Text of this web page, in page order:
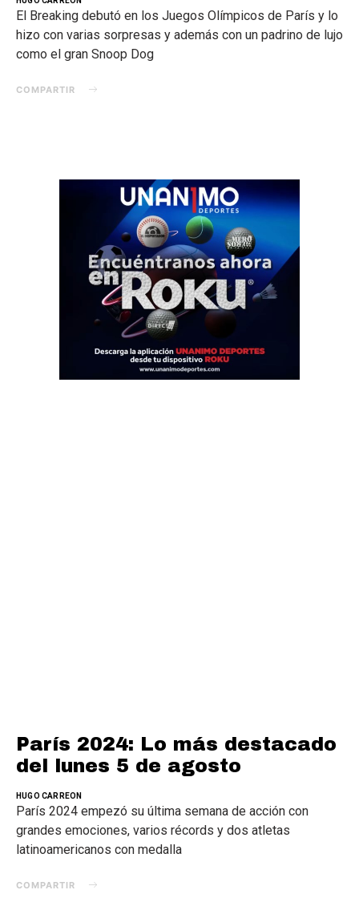
El Breaking debutó en los Juegos Olímpicos de París y lo
hizo con varias sorpresas y además con un padrino de lujo
como el gran Snoop Dog
COMPARTIR
París 2024: Lo más destacado
del lunes 5 de agosto
HUGO CARREON
París 2024 empezó su última semana de acción con
grandes emociones, varios récords y dos atletas
latinoamericanos con medalla
COMPARTIR